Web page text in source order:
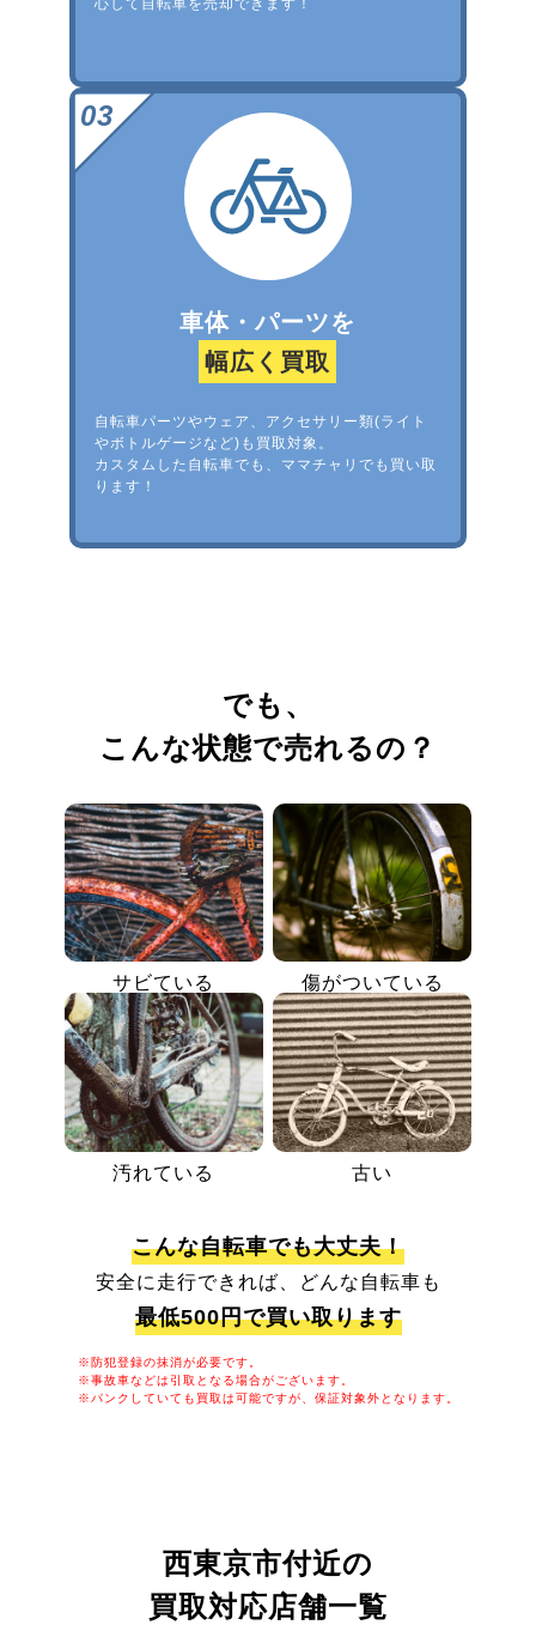
心して自転車を売却できます！
車体・パーツを
幅広く買取
自転車パーツやウェア、アクセサリー類(ライト
やボトルゲージなど)も買取対象。
カスタムした自転車でも、ママチャリでも買い取
ります！
でも、
こんな状態で売れるの？
サビている 傷がついている
汚れている 古い
こんな自転車でも大丈夫！
安全に走行できれば、どんな自転車も
最低500円で買い取ります
※防犯登録の抹消が必要です。
※事故車などは引取となる場合がございます。
※パンクしていても買取は可能ですが、保証対象外となります。
西東京市付近の
買取対応店舗一覧